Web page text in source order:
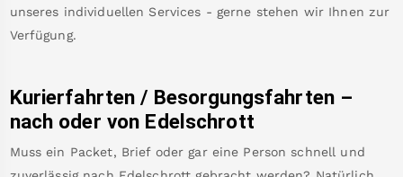
unseres individuellen Services - gerne stehen wir Ihnen zur
Verfügung.
Kurierfahrten / Besorgungsfahrten –
nach oder von Edelschrott
Muss ein Packet, Brief oder gar eine Person schnell und